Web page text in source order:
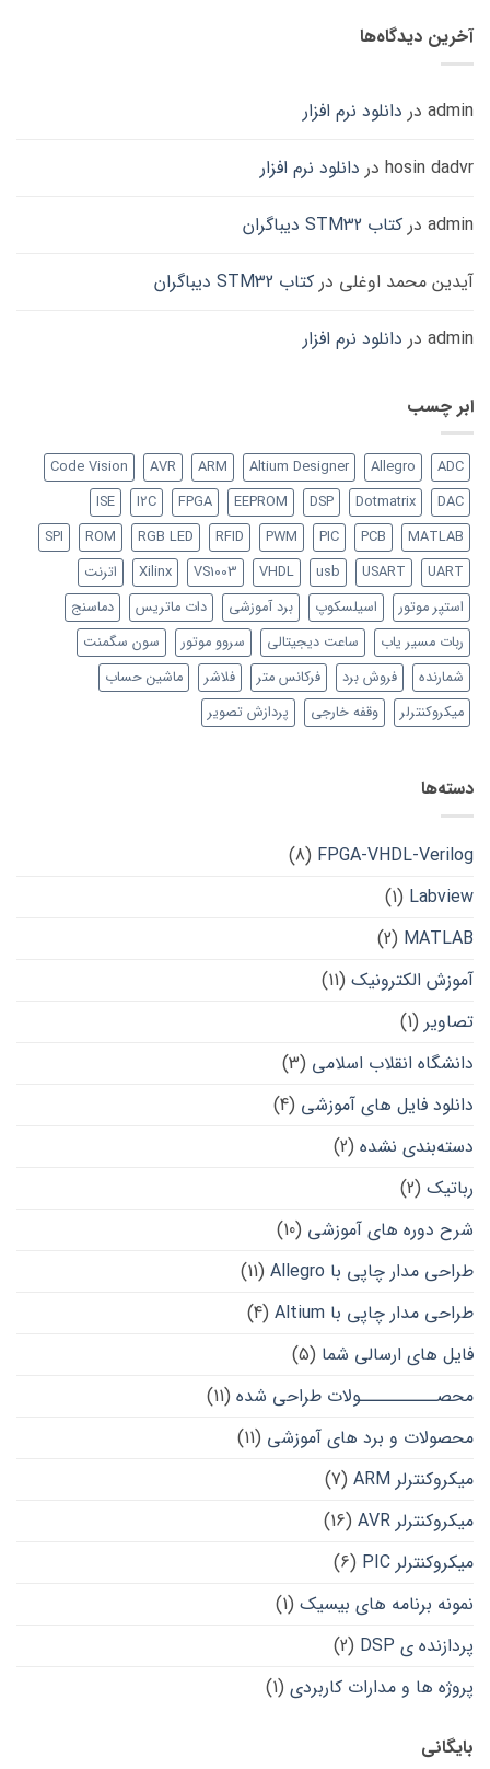
آخرین دیدگاه‌ها
admin در دانلود نرم افزار
hosin dadvr در دانلود نرم افزار
admin در کتاب STM32 دیباگران
آیدین محمد اوغلی در کتاب STM32 دیباگران
admin در دانلود نرم افزار
ابر چسب
ADC
Allegro
Altium Designer
ARM
AVR
Code Vision
DAC
Dotmatrix
DSP
EEPROM
FPGA
I2C
ISE
MATLAB
PCB
PIC
PWM
RFID
RGB LED
ROM
SPI
UART
USART
usb
VHDL
VS1003
Xilinx
اترنت
استپر موتور
اسیلسکوپ برد آموزشی دات ماتریس
دماسنج
ربات مسیر یاب
ساعت دیجیتالی سروو موتور
سون سگمنت
شمارنده
فروش برد فرکانس متر فلاشر
ماشین حساب
میکروکنترلر
وقفه خارجی پردازش تصویر
دسته‌ها
FPGA-VHDL-Verilog
(8)
Labview
(1)
MATLAB
(2)
آموزش الکترونیک (11)
تصاویر (1)
دانشگاه انقلاب اسلامی (3)
دانلود فایل های آموزشی (4)
دسته‌بندی نشده (2)
رباتیک (2)
شرح دوره های آموزشی (10)
طراحی مدار چاپی با Allegro
(11)
طراحی مدار چاپی با Altium
(4)
فایل های ارسالی شما (5)
محصــــــــــولات طراحی شده (11)
محصولات و برد های آموزشی (11)
میکروکنترلر ARM
(7)
میکروکنترلر AVR
(16)
میکروکنترلر PIC
(6)
نمونه برنامه های بیسیک (1)
پردازنده ی DSP
(2)
پروژه ها و مدارات کاربردی (1)
بایگانی